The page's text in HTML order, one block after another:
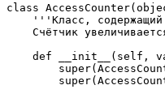
class
'''Класс,
Счётчик
def __init__(self,